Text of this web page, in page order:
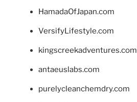
HamadaOfJapan.com
VersifyLifestyle.com
kingscreekadventures.com
antaeuslabs.com
purelycleanchemdry.com